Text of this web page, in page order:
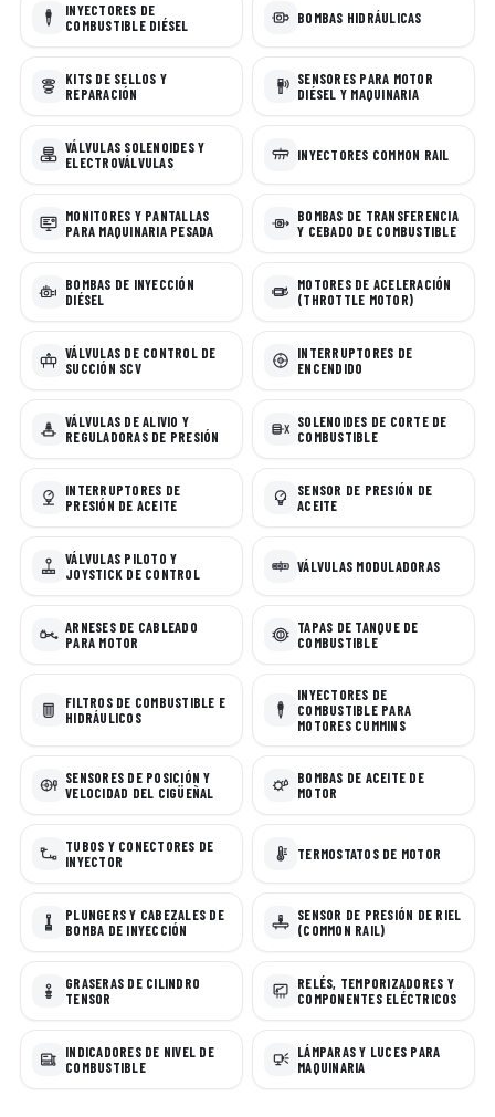
INYECTORES DE
COMBUSTIBLE DIÉSEL
BOMBAS HIDRÁULICAS
KITS DE SELLOS Y
REPARACIÓN
SENSORES PARA MOTOR
DIÉSEL Y MAQUINARIA
VÁLVULAS SOLENOIDES Y
ELECTROVÁLVULAS
INYECTORES COMMON RAIL
MONITORES Y PANTALLAS
PARA MAQUINARIA PESADA
BOMBAS DE TRANSFERENCIA
Y CEBADO DE COMBUSTIBLE
BOMBAS DE INYECCIÓN
DIÉSEL
MOTORES DE ACELERACIÓN
(THROTTLE MOTOR)
VÁLVULAS DE CONTROL DE
SUCCIÓN SCV
INTERRUPTORES DE
ENCENDIDO
VÁLVULAS DE ALIVIO Y
REGULADORAS DE PRESIÓN
SOLENOIDES DE CORTE DE
COMBUSTIBLE
INTERRUPTORES DE
PRESIÓN DE ACEITE
SENSOR DE PRESIÓN DE
ACEITE
VÁLVULAS PILOTO Y
JOYSTICK DE CONTROL
VÁLVULAS MODULADORAS
ARNESES DE CABLEADO
PARA MOTOR
TAPAS DE TANQUE DE
COMBUSTIBLE
FILTROS DE COMBUSTIBLE E
HIDRÁULICOS
INYECTORES DE
COMBUSTIBLE PARA
MOTORES CUMMINS
SENSORES DE POSICIÓN Y
VELOCIDAD DEL CIGÜEÑAL
BOMBAS DE ACEITE DE
MOTOR
TUBOS Y CONECTORES DE
INYECTOR
TERMOSTATOS DE MOTOR
PLUNGERS Y CABEZALES DE
BOMBA DE INYECCIÓN
SENSOR DE PRESIÓN DE RIEL
(COMMON RAIL)
GRASERAS DE CILINDRO
TENSOR
RELÉS, TEMPORIZADORES Y
COMPONENTES ELÉCTRICOS
INDICADORES DE NIVEL DE
COMBUSTIBLE
LÁMPARAS Y LUCES PARA
MAQUINARIA